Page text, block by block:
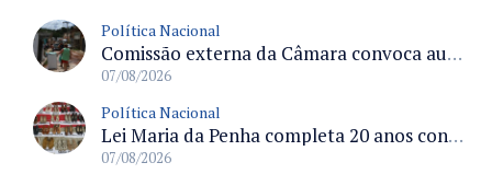
Política Nacional
Comissão externa da Câmara convoca audiência pública sobre chuvas na Zona da Mata de Minas Gerais e impactos em Juiz de Fora
07/08/2026
Política Nacional
Lei Maria da Penha completa 20 anos consolidada como norma de proteção e medidas protetivas no Brasil
07/08/2026